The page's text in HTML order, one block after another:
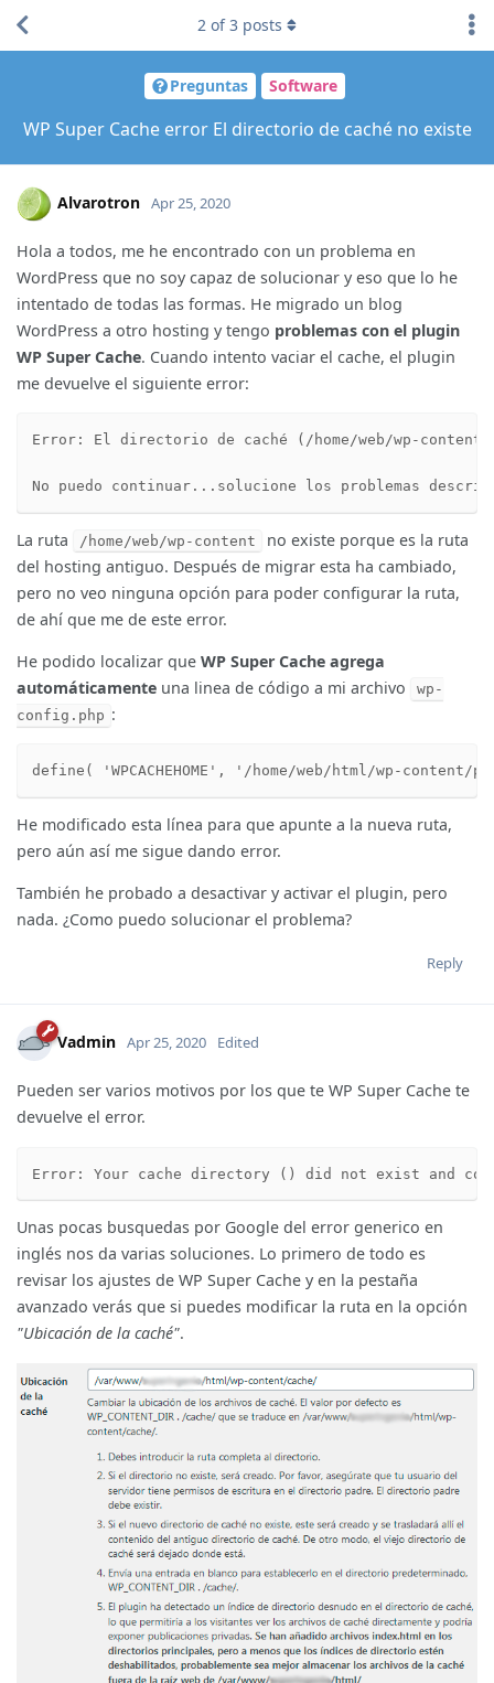
Preguntas Software
WP Super Cache error El directorio de caché no existe
2 of3 posts
Alvarotron Apr 25, 2020
Hola a todos, me he encontrado con un problema en
WordPress que no soy capaz de solucionar y eso que lo he
intentado de todas las formas. He migrado un blog
WordPress a otro hosting y tengo problemas con el plugin
WP Super Cache. Cuando intento vaciar el cache, el plugin
me devuelve el siguiente error:
Error: El directorio de caché (/home/web/wp-
No puedo continuar...solucione los problemas
La ruta /home/web/wp-content
no existe porque es la ruta
del hosting antiguo. Después de migrar esta ha cambiado,
pero no veo ninguna opción para poder configurar la ruta,
de ahí que me de este error.
He podido localizar que WP Super Cache agrega
automáticamente una linea de código a mi archivo
wp-
config.php :
define( 'WPCACHEHOME', '/home/web/html/wp-
He modificado esta línea para que apunte a la nueva ruta,
pero aún así me sigue dando error.
También he probado a desactivar y activar el plugin, pero
nada. ¿Como puedo solucionar el problema?
Reply
Vadmin Apr 25, 2020 Edited
Pueden ser varios motivos por los que te WP Super Cache te
devuelve el error.
Error: Your cache directory () did not exist and
Unas pocas busquedas por Google del error generico en
inglés nos da varias soluciones. Lo primero de todo es
revisar los ajustes de WP Super Cache y en la pestaña
avanzado verás que si puedes modificar la ruta en la opción
"Ubicación de la caché".